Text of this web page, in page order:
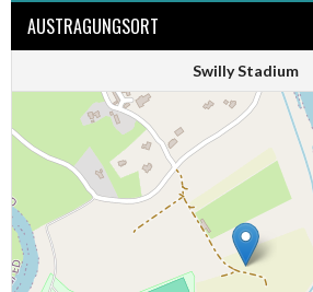
AUSTRAGUNGSORT
Swilly Stadium